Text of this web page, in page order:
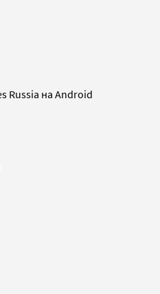
Russia на Android